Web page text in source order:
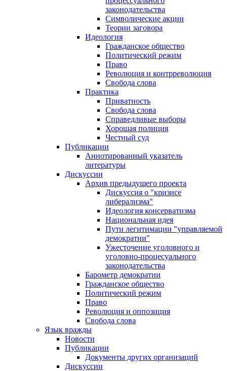
законодательства
Символические акции
Теории заговора
Идеология
Гражданское общество
Политический режим
Право
Революция и контрреволюция
Свобода слова
Практика
Приватность
Свобода слова
Справедливые выборы
Хорошая полиция
Честный суд
Публикации
Аннотированный указатель
литературы
Дискуссии
Архив предыдущего проекта
Дискуссия о "кризисе
либерализма"
Идеология консерватизма
Национальная идея
Пути легитимации "управляемой
демократии"
Ужесточение уголовного и
уголовно-процесуального
законодательства
Барометр демократии
Гражданское общество
Политический режим
Право
Революция и оппозиция
Свобода слова
Язык вражды
Новости
Публикации
Документы других организаций
Дискуссии